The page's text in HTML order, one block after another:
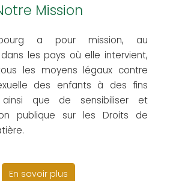
Mission
a pour mission, au
les pays où elle intervient,
les moyens légaux contre
des enfants à des fins
ainsi que de sensibiliser et
publique sur les Droits de
En savoir plus